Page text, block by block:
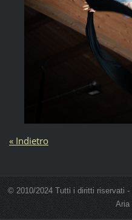
« Indietro
© 2010/2024 Tutti i diritti riservati -
Aria